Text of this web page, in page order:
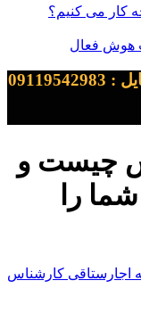
کار می کنیم؟
هوش فعال
چیست و
را
اجارستاقی کارشناس